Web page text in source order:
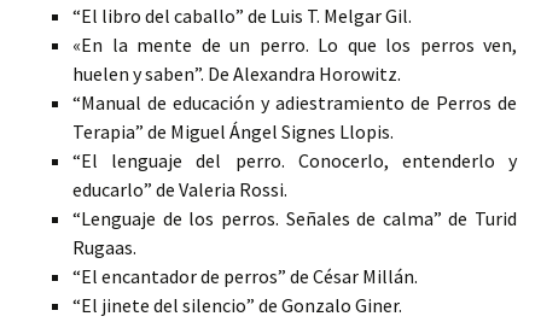
“El libro del caballo” de Luis T. Melgar Gil.
«En la mente de un perro. Lo que los perros ven,
huelen y saben”. De Alexandra Horowitz.
“Manual de educación y adiestramiento de Perros de
Terapia” de Miguel Ángel Signes Llopis.
“El lenguaje del perro. Conocerlo, entenderlo y
educarlo” de Valeria Rossi.
“Lenguaje de los perros. Señales de calma” de Turid
Rugaas.
“El encantador de perros” de César Millán.
“El jinete del silencio” de Gonzalo Giner.